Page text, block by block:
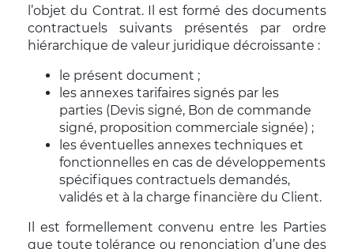
l’objet du Contrat. Il est formé des documents
contractuels suivants présentés par ordre
hiérarchique de valeur juridique décroissante :
le présent document ;
les annexes tarifaires signés par les
parties (Devis signé, Bon de commande
signé, proposition commerciale signée) ;
les éventuelles annexes techniques et
fonctionnelles en cas de développements
spécifiques contractuels demandés,
validés et à la charge financière du Client.
Il est formellement convenu entre les Parties
que toute tolérance ou renonciation d’une des